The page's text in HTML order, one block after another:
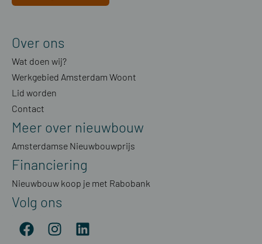
Over ons
Wat doen wij?
Werkgebied Amsterdam Woont
Lid worden
Contact
Meer over nieuwbouw
Amsterdamse Nieuwbouwprijs
Financiering
Nieuwbouw koop je met Rabobank
Volg ons